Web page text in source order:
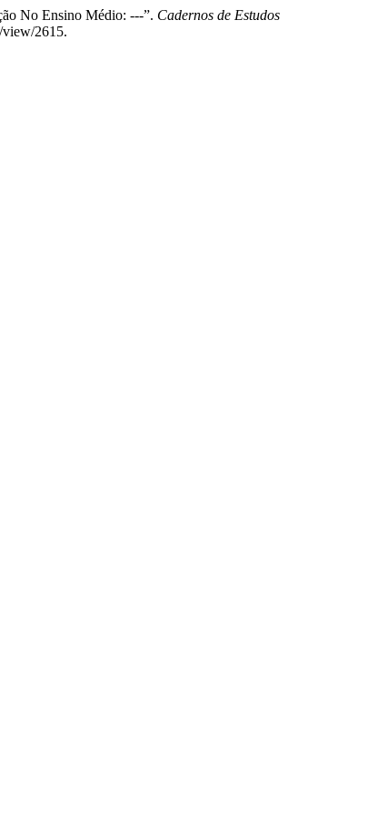
No Ensino Médio: ---”. Cadernos de Estudos
view/2615.